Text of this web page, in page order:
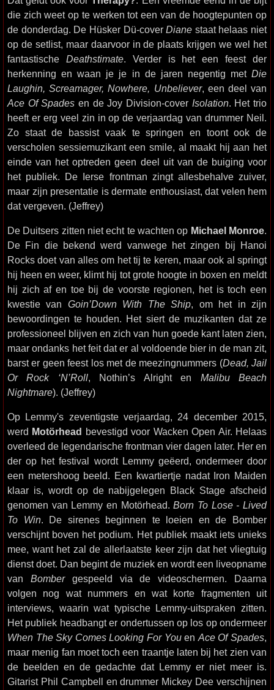
die zich weet op te werken tot een van de hoogtepunten op
de donderdag. De Hüsker Dü-coverDiane staat helaas niet
op de setlist, maar daarvoor in de plaats krijgen we wel het
fantastische Deathstimate. Verder is het een feest der
herkenning en waan je je in de jaren negentig met Die
Laughin, Screamager, Nowhere, Unbeliever, een deel van
Ace Of Spades en de Joy Division-cover Isolation. Het trio
heeft er erg veel zin in op de verjaardag van drummer Neil.
Zo staat de bassist vaak te springen en toont ook de
verscholen sessiemuzikant een smile, al maakt hij aan het
einde van het optreden geen deel uit van de buiging voor
het publiek. De Ierse frontman zingt allesbehalve zuiver,
maar zijn presentatie is dermate enthousiast, dat velen hem
dat vergeven. (Jeffrey)
De Duitsers zitten niet echt te wachten op Michael Monroe.
De Fin die bekend werd vanwege het zingen bij Hanoi
Rocks doet van alles om het tij te keren, maar ook al springt
hij heen en weer, klimt hij tot grote hoogte in boxen en meldt
hij zich af en toe bij de voorste regionen, het is toch een
kwestie van Goin’Down With The Ship, om het in zijn
bewoordingen te houden. Het siert de muzikanten dat ze
professioneel blijven en zich van hun goede kant laten zien,
maar ondanks het feit dat er al voldoende bier in de man zit,
barst er geen feest los met de meezingnummers (Dead, Jail
Or Rock ‘N’Roll, Nothin’s Alright en Malibu Beach
Nightmare). (Jeffrey)
Op Lemmy's zeventigste verjaardag, 24 december 2015,
werd Motörhead
bevestigd voor Wacken Open Air. Helaas
overleed de legendarische frontman vier dagen later. Her en
der op het festival wordt Lemmy geëerd, ondermeer door
een metershoog beeld. Een kwartiertje nadat Iron Maiden
klaar is, wordt op de nabijgelegen Black Stage afscheid
genomen van Lemmy en Motörhead.Born To Lose - Lived
To Win. De sirenes beginnen te loeien en de Bomber
verschijnt boven het podium. Het publiek maakt iets unieks
mee, want het zal de allerlaatste keer zijn dat het vliegtuig
dienst doet. Dan begint de muziek en wordt een liveopname
van Bombergespeeld via de videoschermen. Daarna
volgen nog wat nummers en wat korte fragmenten uit
interviews, waarin wat typische Lemmy-uitspraken zitten.
Het publiek headbangt er ondertussen op los op ondermeer
When The Sky Comes Looking For Youen Ace Of Spades,
maar menig fan moet toch een traantje laten bij het zien van
de beelden en de gedachte dat Lemmy er niet meer is.
Gitarist Phil Campbell en drummer Mickey Dee verschijnen